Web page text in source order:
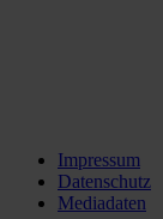
Impressum
Datenschutz
Mediadaten